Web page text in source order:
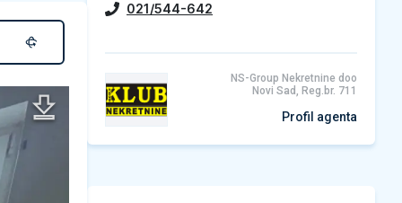
021/544-642
NS-Group Nekretnine doo
Novi Sad, Reg.br. 711
Profil agenta